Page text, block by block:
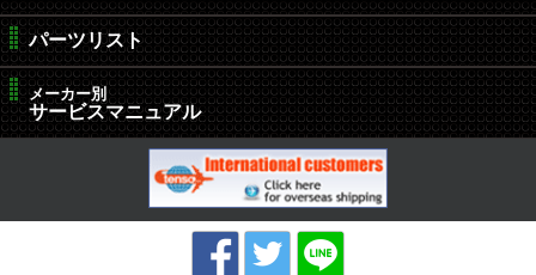
パーツリスト
メーカー別
サービスマニュアル